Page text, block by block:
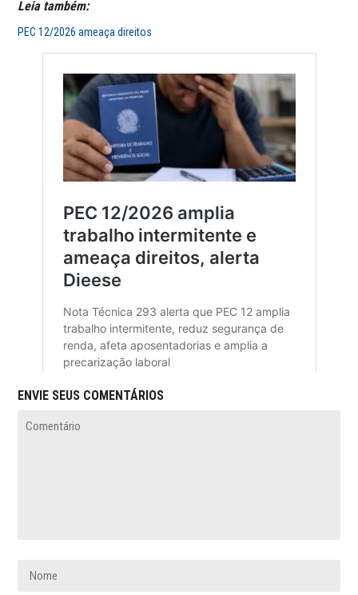
Leia também:
PEC 12/2026 ameaça direitos
ENVIE SEUS COMENTÁRIOS